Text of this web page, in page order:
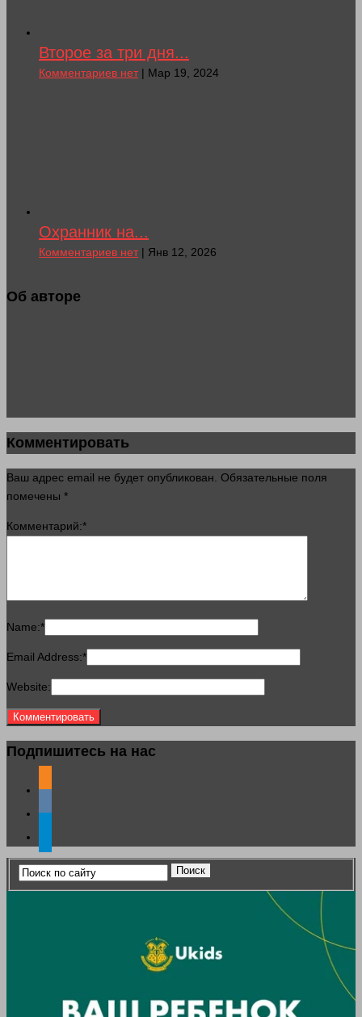
Второе за три дня...
Комментариев нет| Мар 19, 2024
Охранник на...
Комментариев нет| Янв 12, 2026
Об авторе
Комментировать
Ваш адрес email не будет опубликован. Обязательные поля
помечены *
Комментарий:*
Name:*
Email Address:*
Website:
Подпишитесь на нас